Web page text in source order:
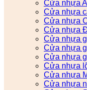
Cửa nhựa
Cửa nhựa
Cửa nhựa
Cửa nhựa
Cửa nhựa
Cửa nhựa
Cửa nhựa
Cửa nhựa
Cửa nhựa
Cửa nhựa